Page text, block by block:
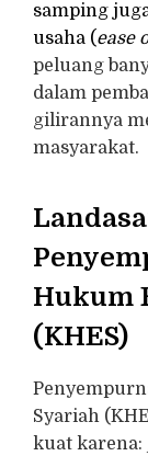
samping
usaha (ease
peluang
dalam
gilirannya
masyarakat.
Hukum
(KHES)
Syariah
kuat karena: